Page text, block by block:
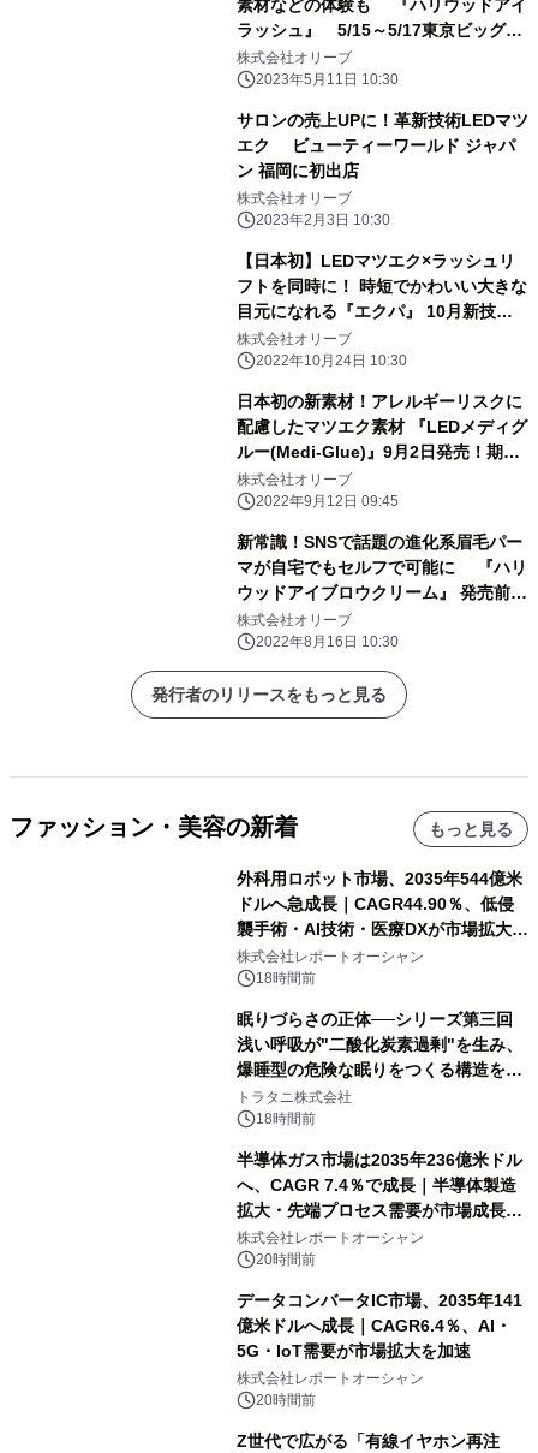
素材などの体験も 『ハリウッドアイ
ラッシュ』 5/15～5/17東京ビッグサ
イトでの 「ビューティーワールド ジ
ャパン 東京」に出展
株式会社オリーブ
2023年5月11日 10:30
サロンの売上UPに！革新技術LEDマツ
エク ビューティーワールド ジャパ
ン 福岡に初出店
株式会社オリーブ
2023年2月3日 10:30
【日本初】LEDマツエク×ラッシュリ
フトを同時に！ 時短でかわいい大きな
目元になれる『エクパ』 10月新技術
提供スタート
株式会社オリーブ
2022年10月24日 10:30
日本初の新素材！アレルギーリスクに
配慮したマツエク素材 『LEDメディグ
ルー(Medi-Glue)』9月2日発売！期間
限定“半額”
株式会社オリーブ
2022年9月12日 09:45
新常識！SNSで話題の進化系眉毛パー
マが自宅でもセルフで可能に 『ハリ
ウッドアイブロウクリーム』 発売前の
先行無料体験会を開催決定
株式会社オリーブ
2022年8月16日 10:30
発行者のリリースをもっと見る
ファッション・美容の新着 もっと見る
外科用ロボット市場、2035年544億米
ドルへ急成長｜CAGR44.90％、低侵
襲手術・AI技術・医療DXが市場拡大を
牽引
株式会社レポートオーシャン
18時間前
眠りづらさの正体──シリーズ第三回
浅い呼吸が"二酸化炭素過剰"を生み、
爆睡型の危険な眠りをつくる構造を解
説
トラタニ株式会社
18時間前
半導体ガス市場は2035年236億米ドル
へ、CAGR 7.4％で成長｜半導体製造
拡大・先端プロセス需要が市場成長を
加速
株式会社レポートオーシャン
20時間前
データコンバータIC市場、2035年141
億米ドルへ成長｜CAGR6.4％、AI・
5G・IoT需要が市場拡大を加速
株式会社レポートオーシャン
20時間前
Z世代で広がる「有線イヤホン再注